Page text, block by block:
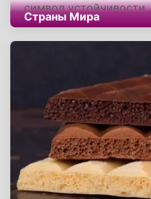
символ
кулинарного
мы отдаем дань
безопасный продукт,
превращают пищу в
Страны Мира